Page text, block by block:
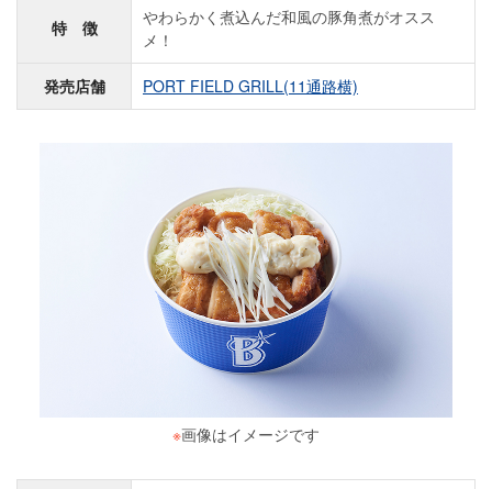
特 徴
やわらかく煮込んだ和風の豚角煮がオスス
メ！
発売店舗 PORT FIELD GRILL(11通路横)
※画像はイメージです